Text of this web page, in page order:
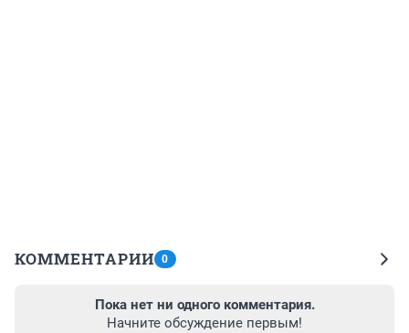
КОММЕНТАРИИ 0
Пока нет ни одного комментария.
Начните обсуждение первым!